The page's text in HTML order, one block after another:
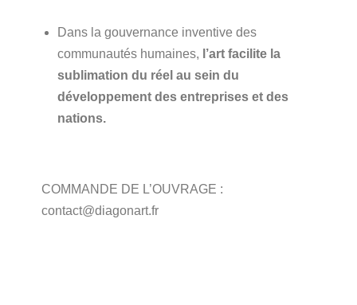
Dans la gouvernance inventive des
communautés humaines, l’art facilite la
sublimation du réel au sein du
développement des entreprises et des
nations.
COMMANDE DE L’OUVRAGE :
contact@diagonart.fr